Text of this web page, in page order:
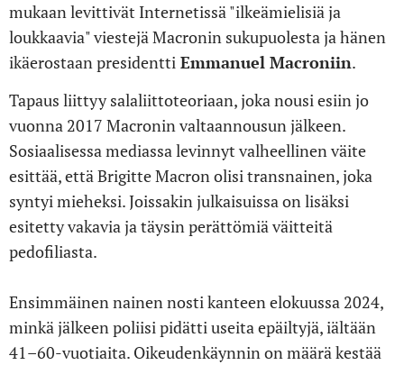
mukaan levittivät Internetissä "ilkeämielisiä ja
loukkaavia" viestejä Macronin sukupuolesta ja hänen
ikäerostaan presidentti Emmanuel Macroniin.
Tapaus liittyy salaliittoteoriaan, joka nousi esiin jo
vuonna 2017 Macronin valtaannousun jälkeen.
Sosiaalisessa mediassa levinnyt valheellinen väite
esittää, että Brigitte Macron olisi transnainen, joka
syntyi mieheksi. Joissakin julkaisuissa on lisäksi
esitetty vakavia ja täysin perättömiä väitteitä
pedofiliasta.
Ensimmäinen nainen nosti kanteen elokuussa 2024,
minkä jälkeen poliisi pidätti useita epäiltyjä, iältään
41–60-vuotiaita. Oikeudenkäynnin on määrä kestää